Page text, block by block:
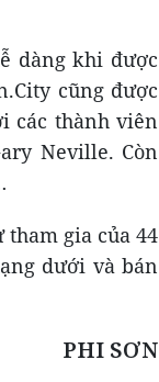
dàng khi được
cũng được
các thành viên
Neville. Còn
tham gia của 44
dưới và bán
PHI SƠN